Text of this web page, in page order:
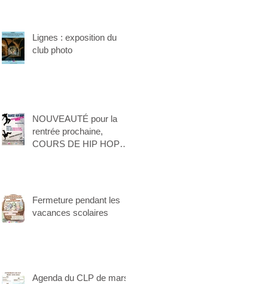
Lignes : exposition du
club photo
NOUVEAUTÉ pour la
rentrée prochaine,
COURS DE HIP HOP
Fermeture pendant les
vacances scolaires
Agenda du CLP de mars